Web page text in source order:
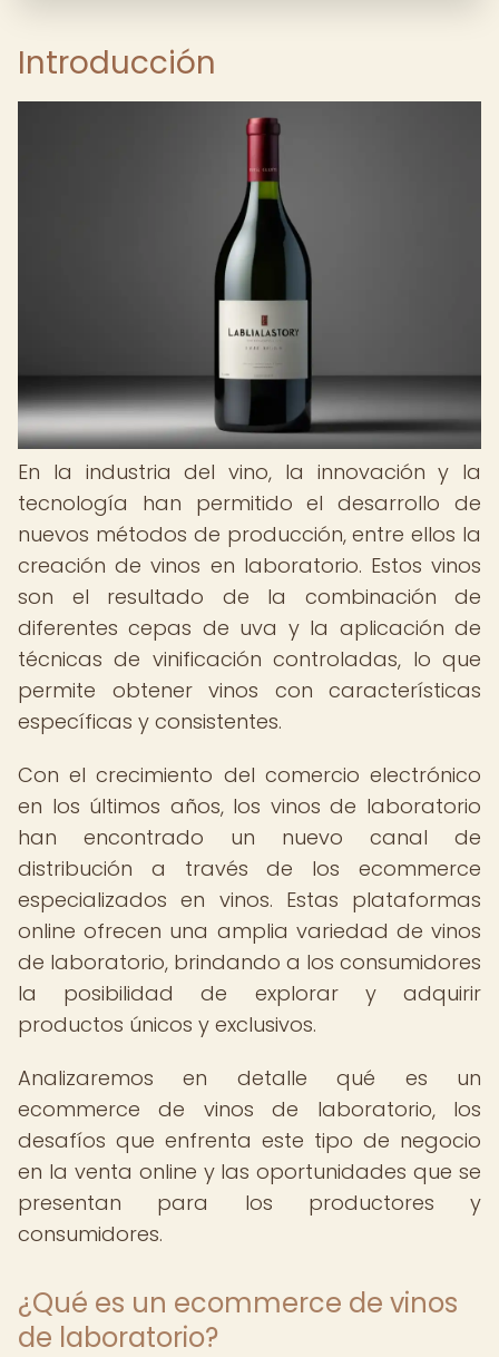
Introducción
En la industria del vino, la innovación y la
tecnología han permitido el desarrollo de
nuevos métodos de producción, entre ellos la
creación de vinos en laboratorio. Estos vinos
son el resultado de la combinación de
diferentes cepas de uva y la aplicación de
técnicas de vinificación controladas, lo que
permite obtener vinos con características
específicas y consistentes.
Con el crecimiento del comercio electrónico
en los últimos años, los vinos de laboratorio
han encontrado un nuevo canal de
distribución a través de los ecommerce
especializados en vinos. Estas plataformas
online ofrecen una amplia variedad de vinos
de laboratorio, brindando a los consumidores
la posibilidad de explorar y adquirir
productos únicos y exclusivos.
Analizaremos en detalle qué es un
ecommerce de vinos de laboratorio, los
desafíos que enfrenta este tipo de negocio
en la venta online y las oportunidades que se
presentan para los productores y
consumidores.
¿Qué es un ecommerce de vinos
de laboratorio?